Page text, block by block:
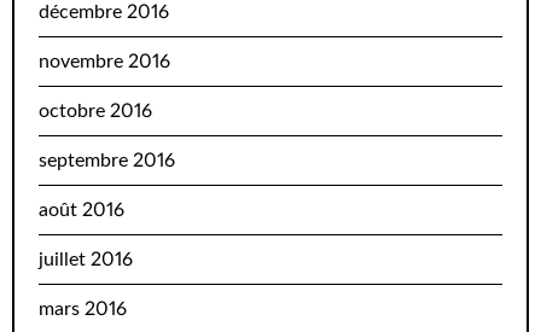
décembre 2016
novembre 2016
octobre 2016
septembre 2016
août 2016
juillet 2016
mars 2016